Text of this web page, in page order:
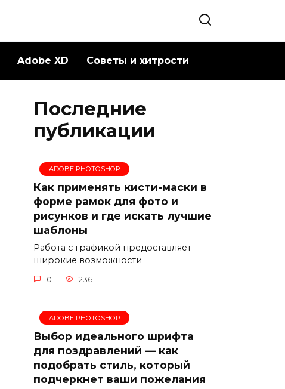
Adobe XD Советы и хитрости
Последние
публикации
ADOBE PHOTOSHOP
Как применять кисти-маски в
форме рамок для фото и
рисунков и где искать лучшие
шаблоны
Работа с графикой предоставляет
широкие возможности
0 236
ADOBE PHOTOSHOP
Выбор идеального шрифта
для поздравлений — как
подобрать стиль, который
подчеркнет ваши пожелания